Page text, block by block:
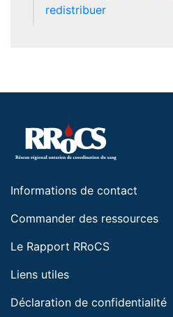
redistribuer
Informations de contact
Commander des ressources
Le Rapport RRoCS
Liens utiles
Déclaration de confidentialité